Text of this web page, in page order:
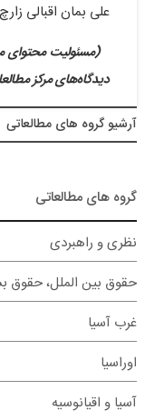
علی بمان اقبالی
(مسئولیت محتوای
دیدگاه‌های مرکز
آرشيو گروه های مطالعاتی
گروه های مطالعاتی
نظری و راهبردی
حقوق بین الملل، حقوق
غرب آسیا
اوراسیا
آسیا و اقیانوسیه